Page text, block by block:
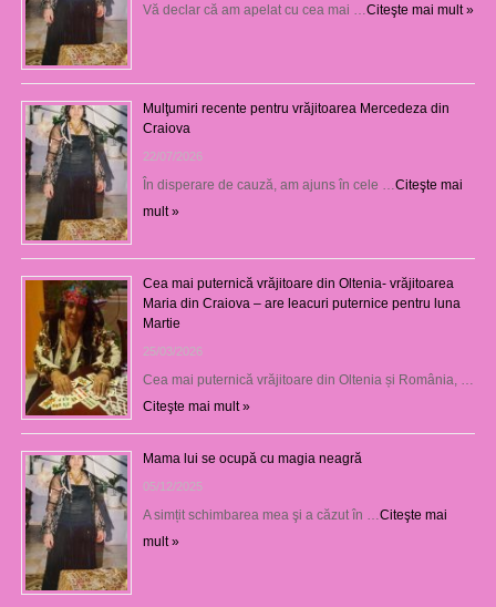
Vă declar că am apelat cu cea mai … Citeşte mai mult »
Mulţumiri recente pentru vrăjitoarea Mercedeza din
Craiova
22/07/2026
În disperare de cauză, am ajuns în cele … Citeşte mai
mult »
Cea mai puternică vrăjitoare din Oltenia- vrăjitoarea
Maria din Craiova – are leacuri puternice pentru luna
Martie
25/03/2026
Cea mai puternică vrăjitoare din Oltenia și România, …
Citeşte mai mult »
Mama lui se ocupă cu magia neagră
05/12/2025
A simțit schimbarea mea şi a căzut în … Citeşte mai
mult »